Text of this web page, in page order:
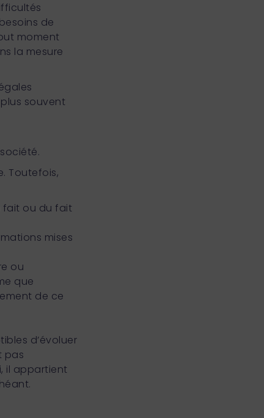
de
moment
la mesure
souvent
Toutefois,
fait ou du fait
mises
ou
que
de ce
d’évoluer
pas
il appartient